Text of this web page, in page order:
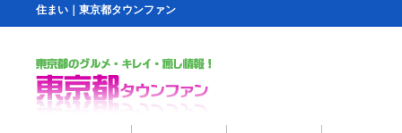
住まい｜東京都タウンファン